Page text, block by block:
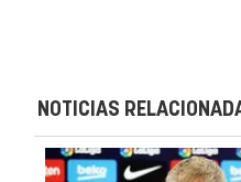
NOTICIAS